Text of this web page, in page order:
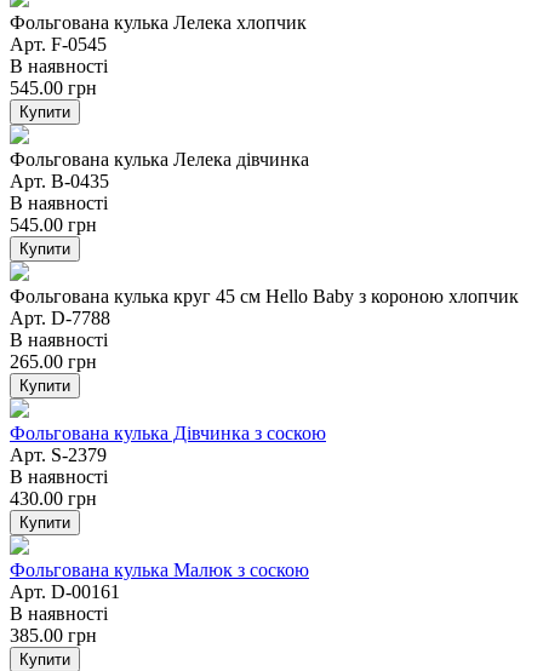
Фольгована кулька Лелека хлопчик
Арт. F-0545
В наявності
545.00 грн
Купити
Фольгована кулька Лелека дівчинка
Арт. B-0435
В наявності
545.00 грн
Купити
Фольгована кулька круг 45 см Hello Baby з короною хлопчик
Арт. D-7788
В наявності
265.00 грн
Купити
Фольгована кулька Дівчинка з соскою
Арт. S-2379
В наявності
430.00 грн
Купити
Фольгована кулька Малюк з соскою
Арт. D-00161
В наявності
385.00 грн
Купити